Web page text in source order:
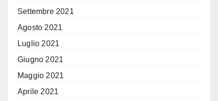
Settembre 2021
Agosto 2021
Luglio 2021
Giugno 2021
Maggio 2021
Aprile 2021